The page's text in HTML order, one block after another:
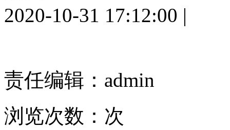
2020-10-31 17:12:00 |
责任编辑：admin
浏览次数： 次